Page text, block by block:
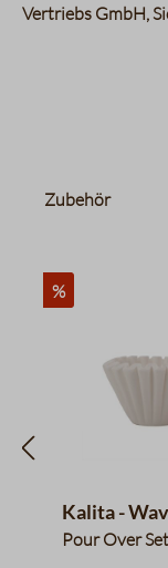
Vertriebs GmbH,
Produktgalerie
Zubehör
%
Kalita -
Pour Over